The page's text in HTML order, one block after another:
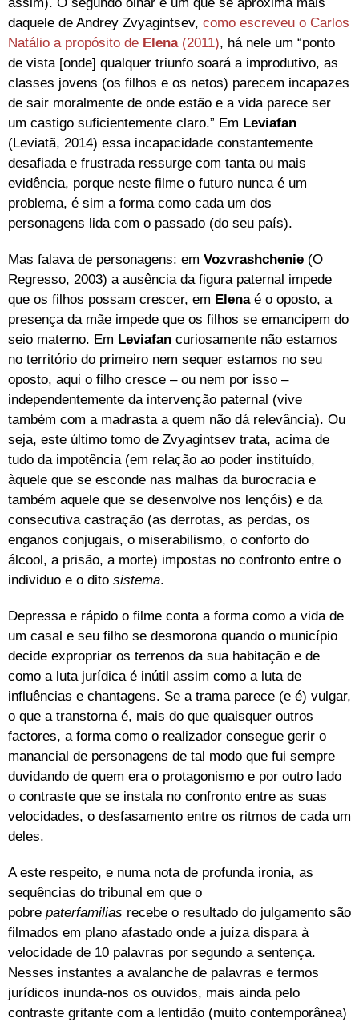
daquele de Andrey Zvyagintsev, como escreveu o Carlos
Natálio a propósito de Elena (2011), há nele um “ponto
de vista [onde] qualquer triunfo soará a improdutivo, as
classes jovens (os filhos e os netos) parecem incapazes
de sair moralmente de onde estão e a vida parece ser
um castigo suficientemente claro.” Em Leviafan
(Leviatã, 2014) essa incapacidade constantemente
desafiada e frustrada ressurge com tanta ou mais
evidência, porque neste filme o futuro nunca é um
problema, é sim a forma como cada um dos
personagens lida com o passado (do seu país).
Mas falava de personagens: em Vozvrashchenie (O
Regresso, 2003) a ausência da figura paternal impede
que os filhos possam crescer, em Elena é o oposto, a
presença da mãe impede que os filhos se emancipem do
seio materno. Em Leviafan curiosamente não estamos
no território do primeiro nem sequer estamos no seu
oposto, aqui o filho cresce – ou nem por isso –
independentemente da intervenção paternal (vive
também com a madrasta a quem não dá relevância). Ou
seja, este último tomo de Zvyagintsev trata, acima de
tudo da impotência (em relação ao poder instituído,
àquele que se esconde nas malhas da burocracia e
também aquele que se desenvolve nos lençóis) e da
consecutiva castração (as derrotas, as perdas, os
enganos conjugais, o miserabilismo, o conforto do
álcool, a prisão, a morte) impostas no confronto entre o
individuo e o dito sistema.
Depressa e rápido o filme conta a forma como a vida de
um casal e seu filho se desmorona quando o município
decide expropriar os terrenos da sua habitação e de
como a luta jurídica é inútil assim como a luta de
influências e chantagens. Se a trama parece (e é) vulgar,
o que a transtorna é, mais do que quaisquer outros
factores, a forma como o realizador consegue gerir o
manancial de personagens de tal modo que fui sempre
duvidando de quem era o protagonismo e por outro lado
o contraste que se instala no confronto entre as suas
velocidades, o desfasamento entre os ritmos de cada um
deles.
A este respeito, e numa nota de profunda ironia, as
sequências do tribunal em que o
pobre paterfamilias recebe o resultado do julgamento são
filmados em plano afastado onde a juíza dispara à
velocidade de 10 palavras por segundo a sentença.
Nesses instantes a avalanche de palavras e termos
jurídicos inunda-nos os ouvidos, mais ainda pelo
contraste gritante com a lentidão (muito contemporânea)